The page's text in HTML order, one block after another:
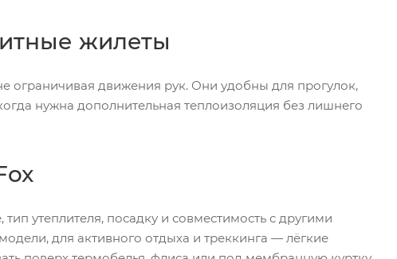
жилеты
ограничивая движения рук. Они удобны для прогулок,
нужна дополнительная теплоизоляция без лишнего
утеплителя, посадку и совместимость с другими
для активного отдыха и треккинга — лёгкие